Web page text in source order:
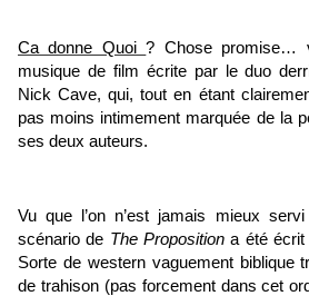
Ca donne Quoi? Chose promise…
musique de film écrite par le duo
Nick Cave, qui, tout en étant
pas moins intimement marquée de la
ses deux auteurs.
Vu que l’on n’est jamais mieux
scénario de The Propositiona été
Sorte de western vaguement biblique
de trahison (pas forcement dans cet